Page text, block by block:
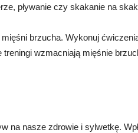
pływanie czy skakanie na
brzucha. Wykonuj
treningi wzmacniają mięśnie
na nasze zdrowie i sylwetkę.